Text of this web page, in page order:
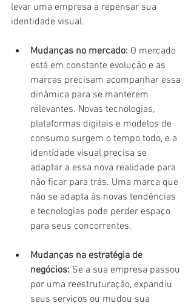
levar uma empresa a repensar sua
identidade visual.
Mudanças no mercado: O mercado
está em constante evolução e as
marcas precisam acompanhar essa
dinâmica para se manterem
relevantes. Novas tecnologias,
plataformas digitais e modelos de
consumo surgem o tempo todo, e a
identidade visual precisa se
adaptar a essa nova realidade para
não ficar para trás. Uma marca que
não se adapta às novas tendências
e tecnologias pode perder espaço
para seus concorrentes.
Mudanças na estratégia de
negócios: Se a sua empresa passou
por uma reestruturação, expandiu
seus serviços ou mudou sua